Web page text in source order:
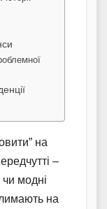
на
–
чи модні
на